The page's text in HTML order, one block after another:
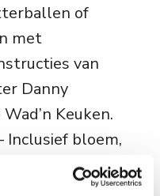
of
met
van
Danny
Keuken.
Inclusief bloem,